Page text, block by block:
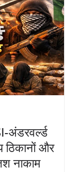
अंडरवर्ल्ड
ठिकानों और
नाकाम